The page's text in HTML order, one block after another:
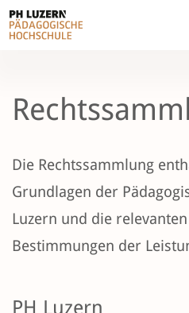
Die Rechtssammlung
Grundlagen der
Luzern und die
Bestimmungen der
PH Luzern